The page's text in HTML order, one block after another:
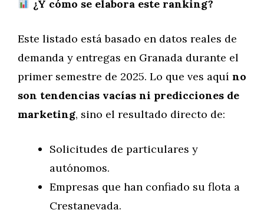
¿Y cómo se elabora este ranking?
Este listado está basado en datos reales de
demanda y entregas en Granada durante el
primer semestre de 2025. Lo que ves aquí no
son tendencias vacías ni predicciones de
marketing, sino el resultado directo de:
Solicitudes de particulares y
autónomos.
Empresas que han confiado su flota a
Crestanevada.